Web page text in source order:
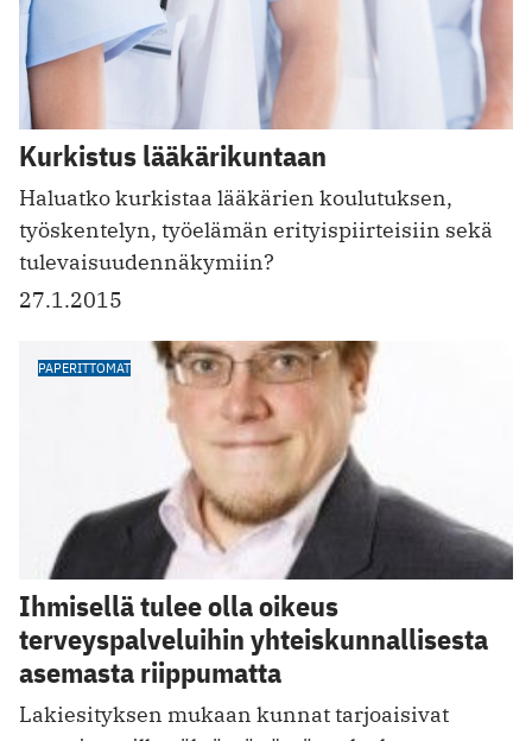
Kurkistus lääkärikuntaan
Haluatko kurkistaa lääkärien koulutuksen,
työskentelyn, työelämän erityispiirteisiin sekä
tulevaisuudennäkymiin?
27.1.2015
PAPERITTOMAT
Ihmisellä tulee olla oikeus
terveyspalveluihin yhteiskunnallisesta
asemasta riippumatta
Lakiesityksen mukaan kunnat tarjoaisivat